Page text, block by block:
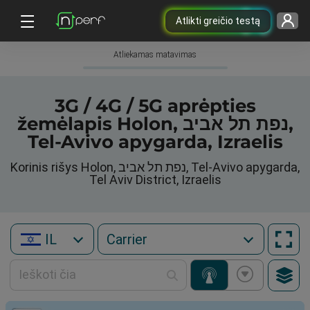
Atlikti greičio testą
Atliekamas matavimas
3G / 4G / 5G aprėpties
žemėlapis Holon, נפת תל אביב,
Tel-Avivo apygarda, Izraelis
Korinis rišys Holon, נפת תל אביב, Tel-Avivo apygarda,
Tel Aviv District, Izraelis
IL